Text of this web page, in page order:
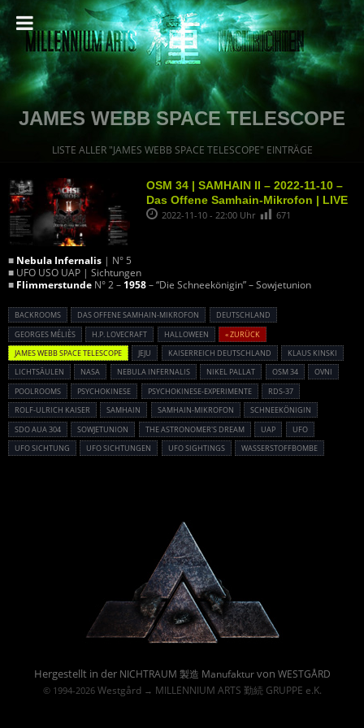
JAMES WEBB SPACE TELESCOPE
LISTE ALLER "JAMES WEBB SPACE TELESCOPE" EINTRÄGE
OSM 34 | SAMHAIN II – 2022-11-10 –
Das Offene Samhain-Mikrofon | LIVE
2022-11-10 - 22:00 Uhr 671
■ Nebula Infernalis | N° 5
■ UFO USO UAP | Sichtungen
■ Flimmerstunde N° 2 – 1958– “Die Schneekönigin” – Sowjetunion
BACKROOMS DAS OFFENE SAMHAIN-MIKROFON
DEUTSCHLAND
GEORGES MÉLIÈS
H.P. LOVECRAFT HALLOWEEN
« ZURÜCK
JAMES WEBB SPACE TELESCOPE
JEJU KAISERREICH DEUTSCHLAND
KLAUS KINSKI
LICHTSÄULEN
NASA NEBULA INFERNALIS NIKEL PALLAT OSM 34
OVNI
POOLROOMS
PSYCHOKINESE PSYCHOKINESE-EXPERIMENTE
RDS-37
ROLF-ULRICH KAISER
SAMHAIN SAMHAIN-MIKROFON
SCHNEEKÖNIGIN
SDO AUA 304
SOWJETUNION THE ASTRONOMER'S DREAM UAP
UFO
UFO SICHTUNG
UFO SICHTUNGEN UFO SIGHTINGS WASSERSTOFFBOMBE
Hergestellt in der NICHTRAUM 製造 Manufakturvon WESTGÅRD
© 1994-2026 Westgård→ MILLENNIUM ARTS 勤続 GRUPPE e.K.
Powered By :